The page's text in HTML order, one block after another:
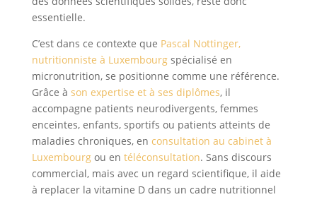
essentielle.
C’est dans ce contexte que Pascal Nottinger,
nutritionniste à Luxembourg spécialisé en
micronutrition, se positionne comme une référence.
Grâce à son expertise et à ses diplômes, il
accompagne patients neurodivergents, femmes
enceintes, enfants, sportifs ou patients atteints de
maladies chroniques, en consultation au cabinet à
Luxembourgou en téléconsultation. Sans discours
commercial, mais avec un regard scientifique, il aide
à replacer la vitamine D dans un cadre nutritionnel